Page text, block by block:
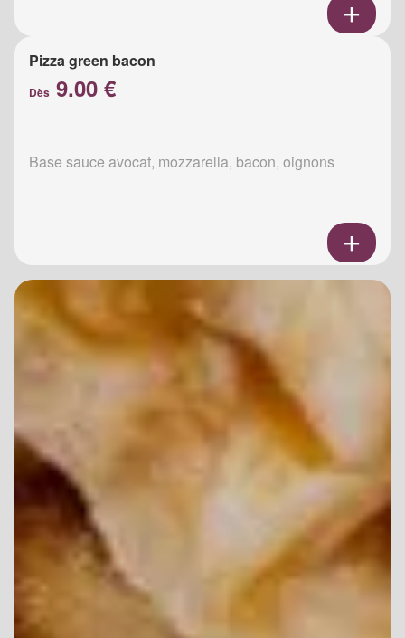
Pizza green bacon
Dès 9.00 €
Base sauce avocat, mozzarella, bacon, oignons